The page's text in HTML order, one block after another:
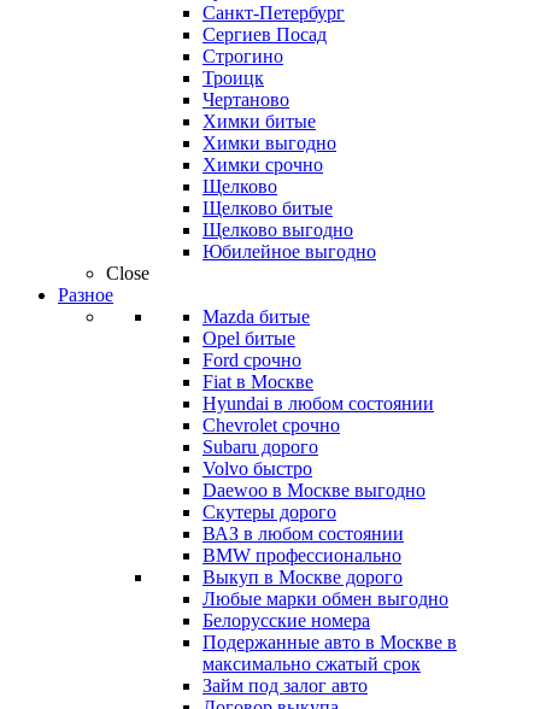
Санкт-Петербург
Сергиев Посад
Строгино
Троицк
Чертаново
Химки битые
Химки выгодно
Химки срочно
Щелково
Щелково битые
Щелково выгодно
Юбилейное выгодно
Close
Разное
Mazda битые
Opel битые
Ford срочно
Fiat в Москве
Hyundai в любом состоянии
Chevrolet срочно
Subaru дорого
Volvo быстро
Daewoo в Москве выгодно
Скутеры дорого
ВАЗ в любом состоянии
BMW профессионально
Выкуп в Москве дорого
Любые марки обмен выгодно
Белорусские номера
Подержанные авто в Москве в
максимально сжатый срок
Займ под залог авто